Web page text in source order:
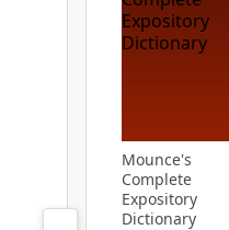
Mounce's
Complete
Expository
Dictionary